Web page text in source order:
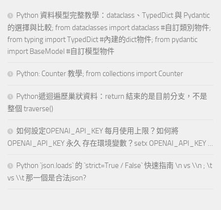
Python 資料模型完整教學：dataclass、TypedDict 與 Pydantic
的選擇與比較; from dataclasses import dataclass #自訂類別物件;
from typing import TypedDict #內建的dict物件; from pydantic
import BaseModel #自訂模型物件
Python: Counter 教學; from collections import Counter
Python遞迴遍歷巢狀資料：return 結束的是目前分支，不是
整個 traverse()
如何設定OPENAI_API_KEY 每月使用上限？如何將
OPENAI_API_KEY 永久 存在環境變數？setx OPENAI_API_KEY …
Python `json.loads` 的 `strict=True / False` 快速指南 \n vs \\n ; \t
vs \\t 那一個是合法json?